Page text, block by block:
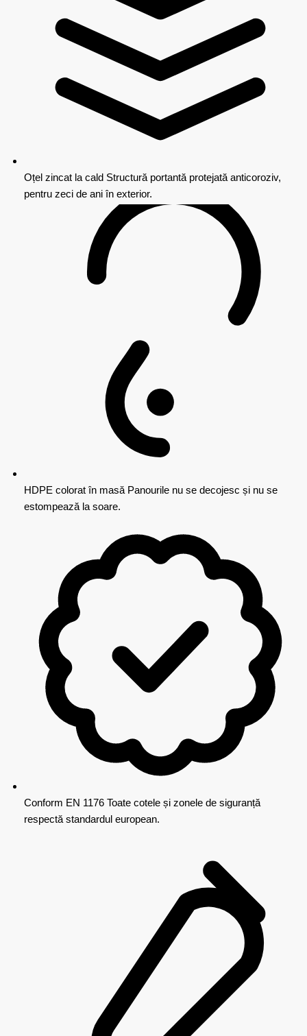
Oțel zincat la cald Structură portantă protejată anticoroziv,
pentru zeci de ani în exterior.
HDPE colorat în masă Panourile nu se decojesc și nu se
estompează la soare.
Conform EN 1176 Toate cotele și zonele de siguranță
respectă standardul european.